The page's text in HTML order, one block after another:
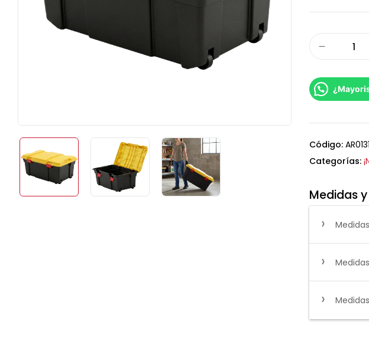
Código:
Categorías:
Medidas